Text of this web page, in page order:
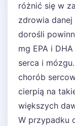
różnić się w
zdrowia
dorośli
mg EPA i
serca i
chorób
cierpią na
większych
W przypadku